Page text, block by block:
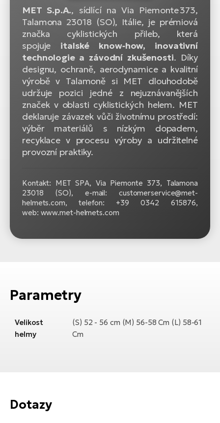
MET S.p.A., sídlící naVia Piemonte 373,
Talamona 23018 (SO), Itálie, je prémiová
značka cyklistických přileb, která
spojuje italské know‑how, inovativní
technologie a závodní zkušenosti. Díky
designu, ochraně, aerodynamice a kvalitní
výrobě v Talamoně si MET dlouhodobě
udržuje pozici jedné z nejuznávanějších
značek v oblasti cyklistických helem. MET
deklaruje závazek vůči životnímu prostředí:
výběr materiálů s nízkým dopadem,
recyklace v procesu výroby a udržitelné
provozní praktiky.
Kontakt: MET SPA, Via Piemonte 373, Talamona
23018 (SO), e-mail: customerservice@met-
helmets.com, telefon: +39 0342 615876,
web: www.met-helmets.com
Parametry
Velikost
helmy
(S) 52 - 56 cm (M) 56-58 Cm (L) 58-61
Cm
Dotazy